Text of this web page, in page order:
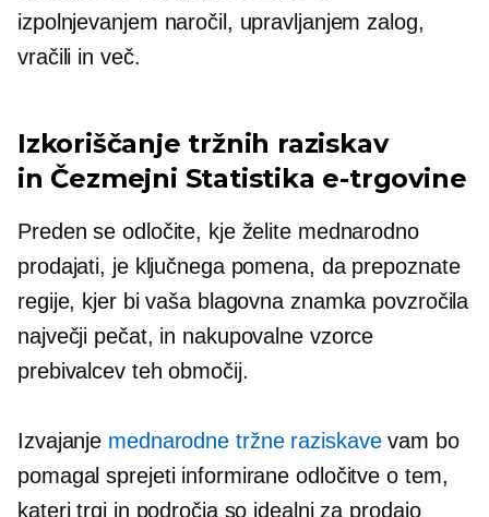
izpolnjevanjem naročil, upravljanjem zalog,
vračili in več.
Izkoriščanje tržnih raziskav
in Čezmejni Statistika e-trgovine
Preden se odločite, kje želite mednarodno
prodajati, je ključnega pomena, da prepoznate
regije, kjer bi vaša blagovna znamka povzročila
največji pečat, in nakupovalne vzorce
prebivalcev teh območij.
Izvajanje mednarodne tržne raziskavevam bo
pomagal sprejeti informirane odločitve o tem,
kateri trgi in področja so idealni za prodajo